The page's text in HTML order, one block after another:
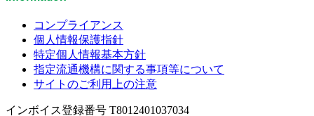
コンプライアンス
個人情報保護指針
特定個人情報基本方針
指定流通機構に関する事項等について
サイトのご利用上の注意
インボイス登録番号 T8012401037034